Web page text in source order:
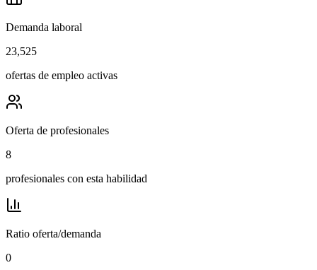
Demanda laboral
23,525
ofertas de empleo activas
Oferta de profesionales
8
profesionales con esta habilidad
Ratio oferta/demanda
0